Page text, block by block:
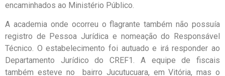
encaminhados ao Ministério Público.
A academia onde ocorreu o flagrante também não possuía
registro de Pessoa Jurídica e nomeação do Responsável
Técnico. O estabelecimento foi autuado e irá responder ao
Departamento Jurídico do CREF1. A equipe de fiscais
também esteve no bairro Jucutucuara, em Vitória, mas o